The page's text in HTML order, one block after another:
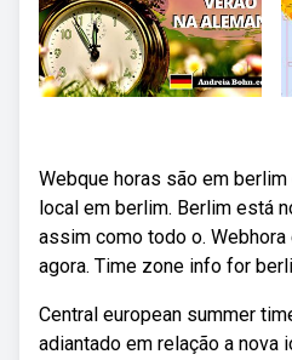
Webque horas são em berlim
local em berlim. Berlim está
assim como todo o. Webhora
agora. Time zone info for
Central european summer
adiantado em relação a nova